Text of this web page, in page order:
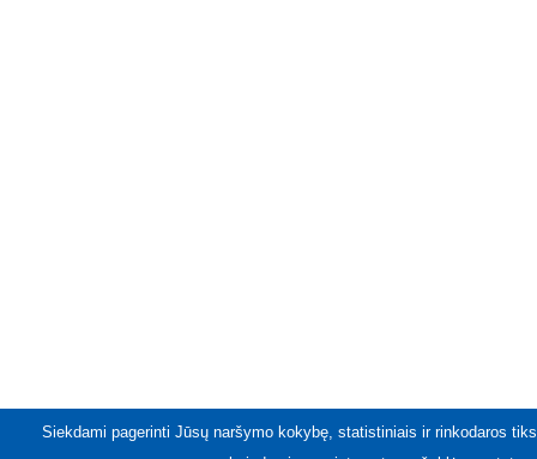
Siekdami pagerinti Jūsų naršymo kokybę, statistiniais ir rinkodaros